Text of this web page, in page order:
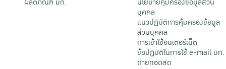
บุคคล
แนวปฏิบัติการคุ้มครองข้อมูล
ส่วนบุคคล
การเข้าใช้อินเตอร์เน็ต
ข้อปฏิบัติในการใช้ e-mail มก.
ถ่ายทอดสด